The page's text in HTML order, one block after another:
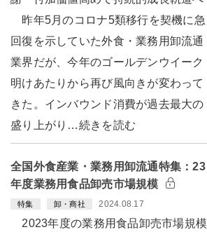
昨年5月のコロナ5類移行を契機に急
回復を示していた外食・業務用卸流通
業界だが、今年のゴールデンウイーク
明けあたりから再び風向きが変わって
きた。インバウンド消費が過去最大の
盛り上がり…続きを読む
全国外食産業・業務用卸流通特集：23
年度業務用食品卸売市場規模
特集 卸・商社 2024.08.17
2023年度の業務用食品卸売市場規模